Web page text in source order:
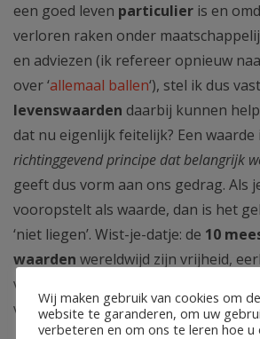
een goed leven particulier is en
verloren raken onder
en adviezen (ik refereer opnieuw
over ‘allemaal ballen‘), stel ik dus
levenswaarden daarbij kunnen
dat nu eigenlijk feitelijk? Een waarde
richtinggevend principe dat belangrijk
geeft dus vorm aan ons gedrag. Als
vooropstelt als waarde, dan is het
‘niet liegen’. Wist-je-datje: de 10
waarden wereldwijd zijn vrijheid,
verdraagzaamheid, rechtvaardigheid,
vriendelijkheid, liefde, en veiligheid.
Wij maken gebruik van cookies om
website te garanderen, om uw
verbeteren en om ons te leren hoe u